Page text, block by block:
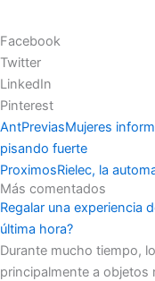
Facebook
Twitter
LinkedIn
Pinterest
AntPreviasMujeres
pisando fuerte
ProximosRielec, la
Más comentados
Regalar una experiencia
última hora?
Durante mucho tiempo,
principalmente a objetos